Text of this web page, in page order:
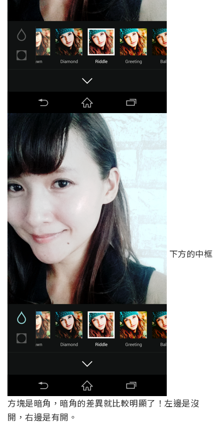
下方的中框
方塊是暗角，暗角的差異就比較明顯了！左邊是沒
開，右邊是有開。